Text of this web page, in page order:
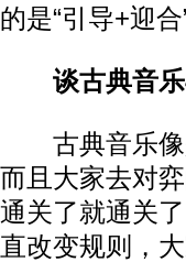
的是“引导+迎合”
谈古典音
古典音乐像
而且大家去对
通关了就通关
直改变规则，